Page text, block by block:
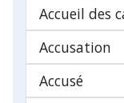
Accueil des
Accusation
Accusé